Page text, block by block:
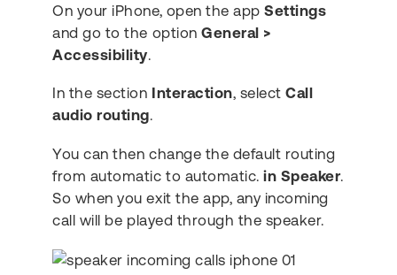
On your iPhone, open the appSettings
and go to the optionGeneral >
Accessibility.
In the section Interaction, selectCall
audio routing.
You can then change the default routing
from automatic to automatic.in Speaker.
So when you exit the app, any incoming
call will be played through the speaker.